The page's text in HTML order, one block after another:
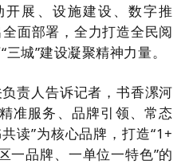
展、设施建设、数字推
面部署，全力打造全民阅
城”建设凝聚精神力量。
责人告诉记者，书香漯河
准服务、品牌引领、常态
读”为核心品牌，打造“1+
一品牌、一单位一特色”的